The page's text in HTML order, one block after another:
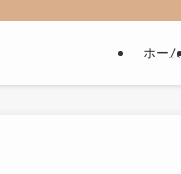
ホーム